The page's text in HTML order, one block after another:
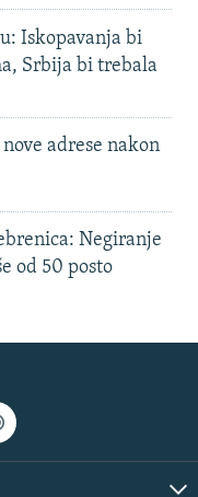
Iskopavanja bi
Srbija bi trebala
adrese nakon
Negiranje
od 50 posto